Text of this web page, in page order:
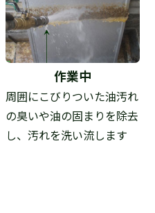
作業中
周囲にこびりついた油汚れ
の臭いや油の固まりを除去
し、汚れを洗い流します